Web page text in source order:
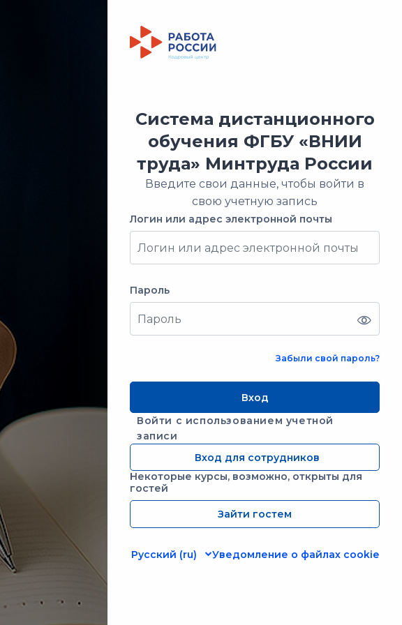
Система дистанционного
обучения ФГБУ «ВНИИ
труда» Минтруда России
Введите свои данные, чтобы войти в
свою учетную запись
Логин или адрес электронной почты
Логин или адрес электронной почты
Пароль
Пароль
Забыли свой пароль?
Вход
Войти с использованием учетной
записи
Вход для сотрудников
Некоторые курсы, возможно, открыты для
гостей
Зайти гостем
Русский ‎(ru)‎ Уведомление о файлах cookie